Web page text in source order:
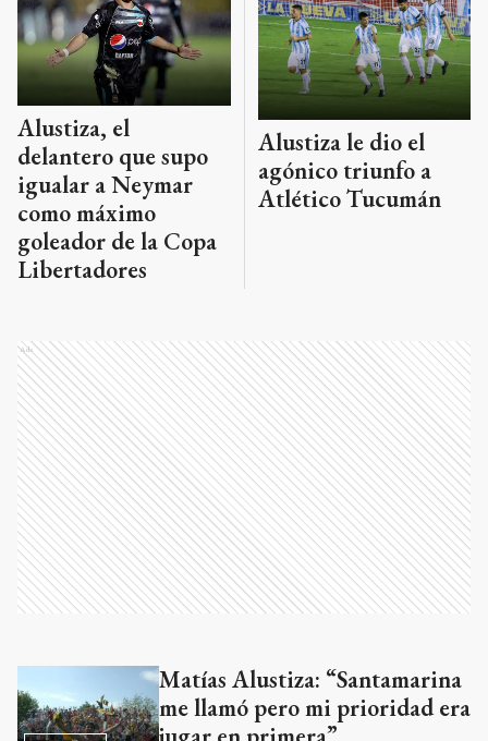
Alustiza, el
delantero que supo
igualar a Neymar
como máximo
goleador de la Copa
Libertadores
Alustiza le dio el
agónico triunfo a
Atlético Tucumán
Ads
Matías Alustiza: “Santamarina
me llamó pero mi prioridad era